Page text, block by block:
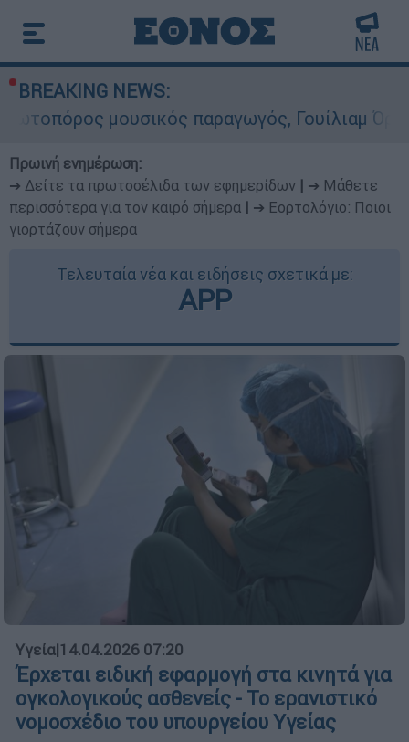
BREAKING NEWS:
παραγωγός, Γουίλιαμ Όρμπιτ - Η
Πρωινή ενημέρωση:
➔ Δείτε τα πρωτοσέλιδα των εφημερίδων
➔ Μάθετε
περισσότερα για τον καιρό σήμερα
➔ Εορτολόγιο: Ποιοι
γιορτάζουν σήμερα
Τελευταία νέα και ειδήσεις σχετικά με:
APP
Υγεία|14.04.2026 07:20
Έρχεται ειδική εφαρμογή στα κινητά για
ογκολογικούς ασθενείς - Το ερανιστικό
νομοσχέδιο του υπουργείου Υγείας